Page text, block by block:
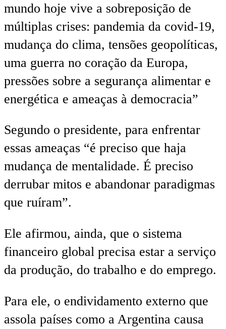
mundo hoje vive a sobreposição de
múltiplas crises: pandemia da covid-19,
mudança do clima, tensões geopolíticas,
uma guerra no coração da Europa,
pressões sobre a segurança alimentar e
energética e ameaças à democracia”
Segundo o presidente, para enfrentar
essas ameaças “é preciso que haja
mudança de mentalidade. É preciso
derrubar mitos e abandonar paradigmas
que ruíram”.
Ele afirmou, ainda, que o sistema
financeiro global precisa estar a serviço
da produção, do trabalho e do emprego.
Para ele, o endividamento externo que
assola países como a Argentina causa